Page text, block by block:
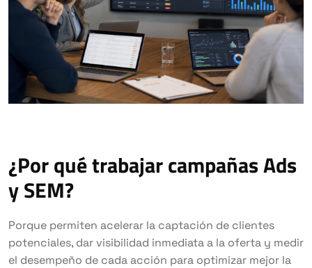
¿Por qué trabajar campañas Ads
y SEM?
Porque permiten acelerar la captación de clientes
potenciales, dar visibilidad inmediata a la oferta y medir
el desempeño de cada acción para optimizar mejor la